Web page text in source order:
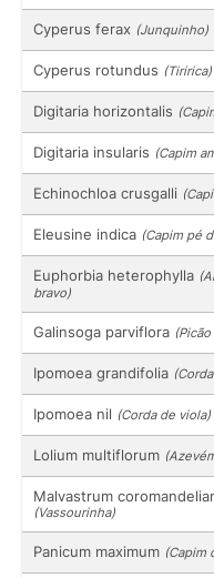
Cyperus ferax (Junquinho)
Cyperus rotundus (Tiririca)
Digitaria horizontalis
Digitaria insularis (Capim
Echinochloa crusgalli
Eleusine indica (Capim pé
Euphorbia heterophylla
bravo)
Galinsoga parviflora
Ipomoea grandifolia
Ipomoea nil (Corda de viola)
Lolium multiflorum
Malvastrum
(Vassourinha)
Panicum maximum (Capim